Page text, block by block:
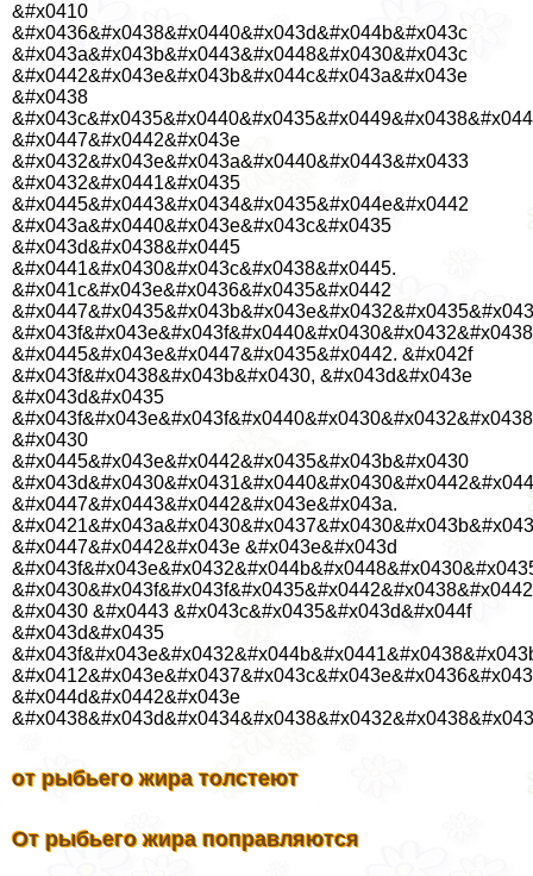
&#x0410
&#x0436&#x0438&#x0440&#x043d&#x044b&#x043c
&#x043a&#x043b&#x0443&#x0448&#x0430&#x043c
&#x0442&#x043e&#x043b&#x044c&#x043a&#x043e
&#x0438
&#x0447&#x0442&#x043e
&#x0432&#x043e&#x043a&#x0440&#x0443&#x0433
&#x0432&#x0441&#x0435
&#x0445&#x0443&#x0434&#x0435&#x044e&#x0442
&#x043a&#x0440&#x043e&#x043c&#x0435
&#x043d&#x0438&#x0445
&#x0441&#x0430&#x043c&#x0438&#x0445.
&#x041c&#x043e&#x0436&#x0435&#x0442
&#x0445&#x043e&#x0447&#x0435&#x0442. &#x042f
&#x043f&#x0438&#x043b&#x0430, &#x043d&#x043e
&#x043d&#x0435
&#x0430
&#x0445&#x043e&#x0442&#x0435&#x043b&#x0430
&#x0447&#x0443&#x0442&#x043e&#x043a.
&#x0447&#x0442&#x043e &#x043e&#x043d
&#x0430 &#x0443 &#x043c&#x0435&#x043d&#x044f
&#x043d&#x0435
&#x044d&#x0442&#x043e
от рыбьего жира толстеют
От рыбьего жира поправляются